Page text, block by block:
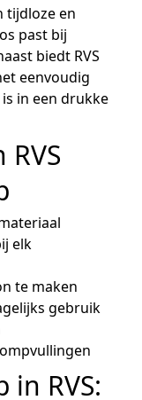
tijdloze en
past bij
biedt RVS
eenvoudig
in een drukke
elk
te maken
gebruik
in RVS: